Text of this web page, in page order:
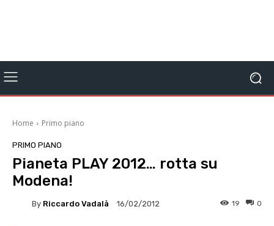
Home Primo piano
PRIMO PIANO
Pianeta PLAY 2012… rotta su
Modena!
By Riccardo Vadalà 16/02/2012 0
19